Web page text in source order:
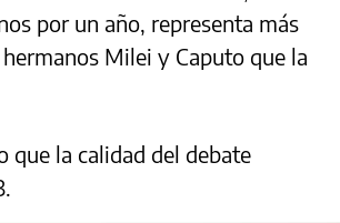
por un año, representa más
Milei y Caputo que la
que la calidad del debate